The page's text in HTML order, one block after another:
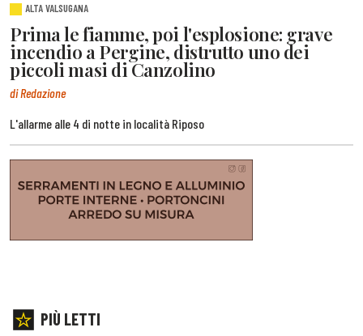
ALTA VALSUGANA
Prima le fiamme, poi l'esplosione: grave
incendio a Pergine, distrutto uno dei
piccoli masi di Canzolino
di Redazione
L'allarme alle 4 di notte in località Riposo
PIÙ LETTI